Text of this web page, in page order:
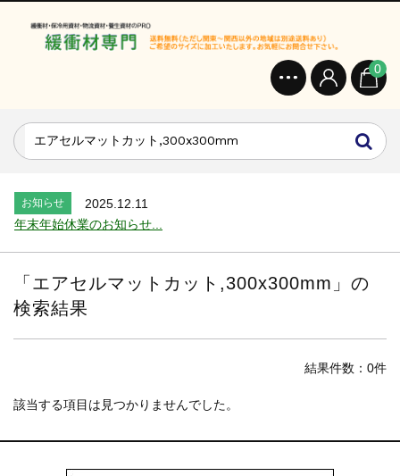
0
オンラインショップを開設いたしました。...
お知らせ
2026.7.24
お知らせ
2025.12.11
年末年始休業のお知らせ...
お知らせ
2024.2.27
全国へ確実・迅速に納品...
2026年 夏季休業のお知らせ...
年末年始休業のお知らせ...
「エアセルマットカット,300x300mm 」の
検索結果
結果件数：0件
該当する項目は見つかりませんでした。